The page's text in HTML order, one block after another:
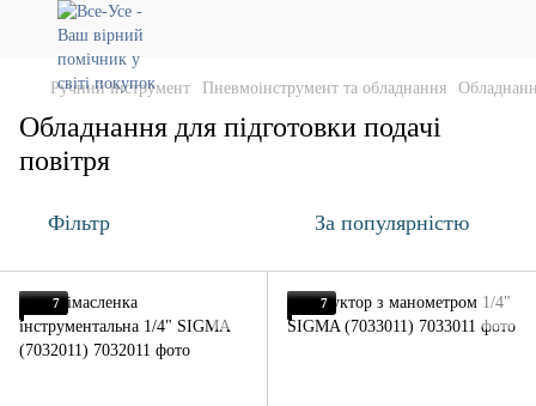
Ручний інструмент Пневмоінструмент та обладнання
Обладнання для підготовки подачі
повітря
Фільтр За популярністю
7 7